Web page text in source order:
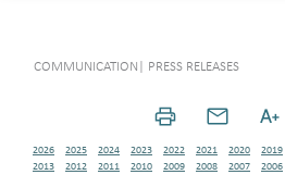
COMMUNICATION PRESS RELEASES
2026 2025 2024 2023 2022 2021 2020 2019
2013
2012 2011 2010 2009 2008 2007 2006